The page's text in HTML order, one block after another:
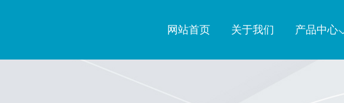
网站首页 关于我们 产品中心